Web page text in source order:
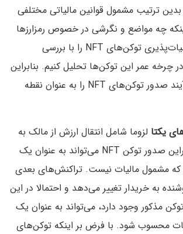
ترتیب مشمول قوانین مالیاتی مختلفی
چه مواضع و نگرشی در خصوص رمزارزها
وجود دارد، باید مالیات‌پذیری توکن‌های NFT را با بررسی
چرخه عمر این توکن‌ها تحلیل کنیم. بنابراین
این مبحث باید فرآیند صدور توکن‌های NFT را به عنوان نقطه
یکتا لزوما شامل انتقال ارزش از مالک به
خریدار نیست. بنابراین صدور توکن NFT می‌تواند به عنوان یک
که مشمول مالیات نیست. تراکنش‌های بعدی
به خریدار تغییر می‌دهد و احتمالا در این
مذکور وجود دارد، می‌تواند به عنوان یک
محسوب شود. با فرض بر اینکه توکن‌های